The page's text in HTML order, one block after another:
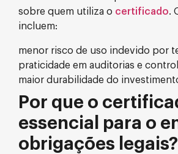
sobre quem utiliza o certificado.
incluem:
menor risco de uso indevido por
praticidade em auditorias e
maior durabilidade do
Por que o
essencial para o
obrigações legais?